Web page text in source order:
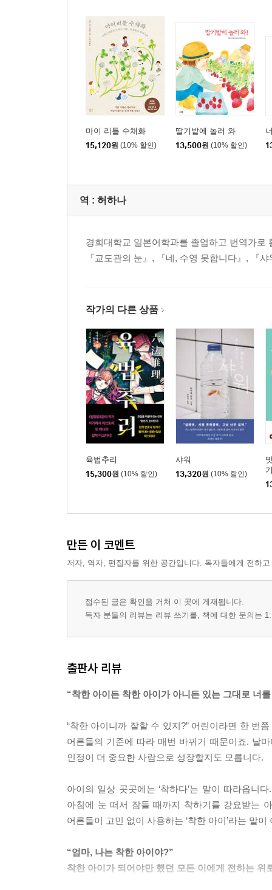
마이 리틀 수채화
15,120원 (10% 할인)
딸기밭에 놀러 와
13,500원 (10% 할인)
역 : 허하나
경희대학교 일본어학과를 졸업하고 번역가로
『교도관의 눈』, 『네, 수영 못합니다』, 『
작가의 다른 상품
육법추리
15,300원 (10% 할인)
샤워
13,320원 (10% 할인)
만든 이 코멘트
저자, 역자, 편집자를 위한 공간입니다. 독자들에게 전하
접수된 글은 확인을 거쳐 이 곳에 게재됩니다.
독자 분들의 리뷰는 리뷰 쓰기를, 책에 대한 문의는
출판사 리뷰
“착한 아이든 착한 아이가 아니든 있는 그대로 너
“착한 아이니까 잘할 수 있지?” 어린이라면 한 번
어른들의 기준에 따라 매번 바뀌기 때문이죠. 날
인정이 더 중요한 사람으로 성장할지도 모릅니다.
아이의 일상 곳곳에는 ‘착하다’는 말이 따라옵니
아침에 눈 떠서 잠들 때까지 착하기를 강요받는
어른들이 고민 없이 사용하는 ‘착한 아이’라는 말
“엄마, 나는 착한 아이야?”
착한 아이가 되어야만 했던 모든 이에게 전하는 위